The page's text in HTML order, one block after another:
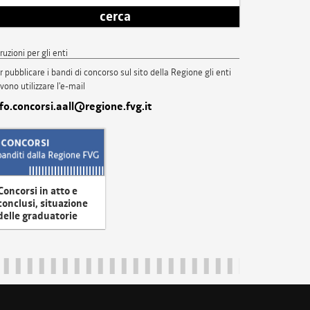
cerca
per gli enti
pubblicare i bandi di concorso sul sito della Regione gli enti
utilizzare l'e-mail
in atto e
situazione
graduatorie